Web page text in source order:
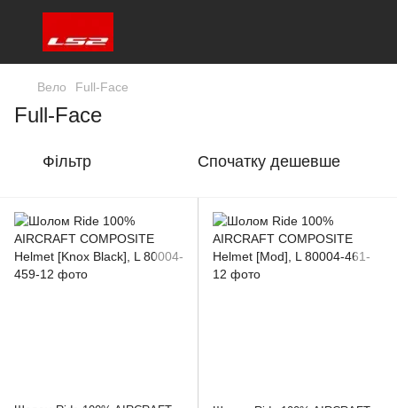
Вело Full-Face
Full-Face
Фільтр Спочатку дешевше